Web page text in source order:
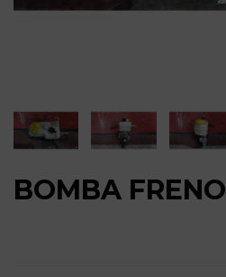
BOMBA FRENO